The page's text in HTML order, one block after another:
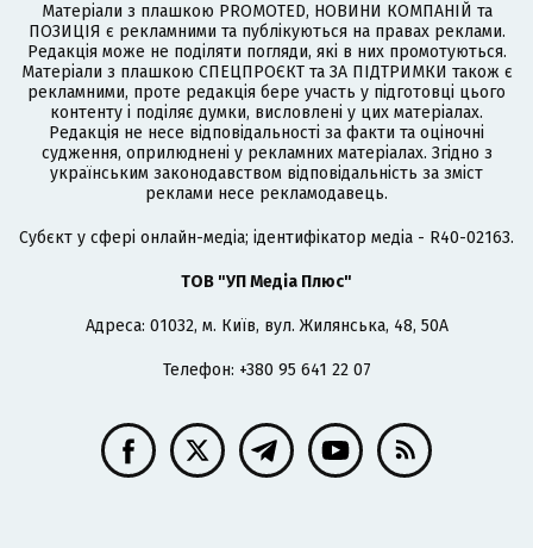
Матеріали з плашкою PROMOTED, НОВИНИ КОМПАНІЙ та
ПОЗИЦІЯ є рекламними та публікуються на правах реклами.
Редакція може не поділяти погляди, які в них промотуються.
Матеріали з плашкою СПЕЦПРОЄКТ та ЗА ПІДТРИМКИ також є
рекламними, проте редакція бере участь у підготовці цього
контенту і поділяє думки, висловлені у цих матеріалах.
Редакція не несе відповідальності за факти та оціночні
судження, оприлюднені у рекламних матеріалах. Згідно з
українським законодавством відповідальність за зміст
реклами несе рекламодавець.
Cубєкт у сфері онлайн-медіа; ідентифікатор медіа - R40-02163.
ТОВ "УП Медіа Плюс"
Адреса: 01032, м. Київ, вул. Жилянська, 48, 50А
Телефон: +380 95 641 22 07